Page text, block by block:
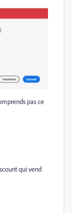
pas ce
qui vend